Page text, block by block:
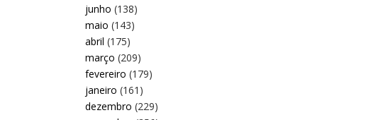
junho (138)
maio (143)
abril (175)
março (209)
fevereiro (179)
janeiro (161)
dezembro (229)